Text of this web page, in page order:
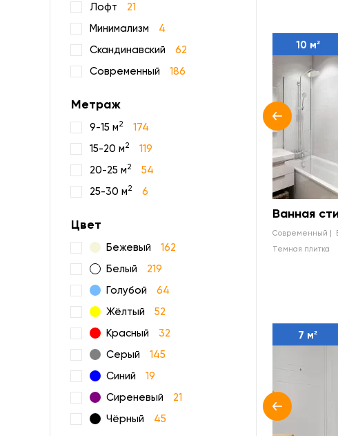
Лофт
21
Минимализм
4
Скандинавский
62
Современный
186
Метраж
9-15 м2
174
15-20 м2
119
20-25 м2
54
25-30 м2 6
Цвет
Бежевый
162
Белый
219
Голубой
64
Жёлтый
52
Красный
32
Серый
145
Синий
19
Сиреневый
21
Чёрный
45
10 м²
Ванная
современный
темная плитка
7 м²